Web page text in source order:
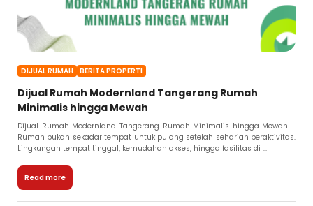
DIJUAL RUMAH BERITA PROPERTI
Dijual Rumah Modernland Tangerang Rumah
Minimalis hingga Mewah
Dijual Rumah Modernland Tangerang Rumah Minimalis hingga Mewah -
Rumah bukan sekadar tempat untuk pulang setelah seharian beraktivitas.
Lingkungan tempat tinggal, kemudahan akses, hingga fasilitas di ...
Read more